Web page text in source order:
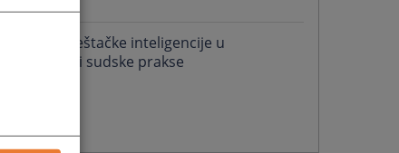
Korištenje vještačke inteligencije u
harmonizaciji sudske prakse